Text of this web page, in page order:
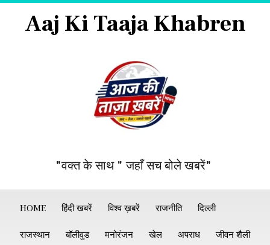
Aaj Ki Taaja Khabren
"वक्त के साथ " जहाँ सच बोले खबरें"
HOME हिंदी खबरें विश्व ख़बरें राजनीति दिल्ली
राजस्थान बॉलीवुड मनोरंजन खेल अपराध जीवन शैली